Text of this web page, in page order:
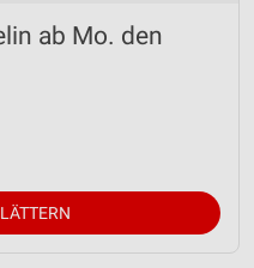
ab Mo. den